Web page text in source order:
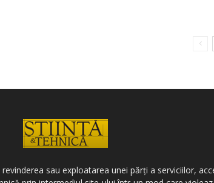
sau exploatarea unei părți a serviciilor,